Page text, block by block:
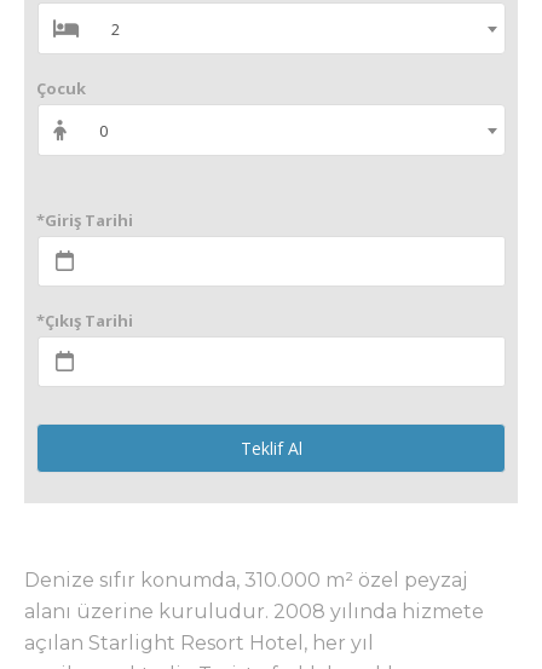
2
Çocuk
0
*Giriş Tarihi
*Çıkış Tarihi
Teklif Al
Denize sıfır konumda, 310.000 m² özel peyzaj
alanı üzerine kuruludur. 2008 yılında hizmete
açılan Starlight Resort Hotel, her yıl